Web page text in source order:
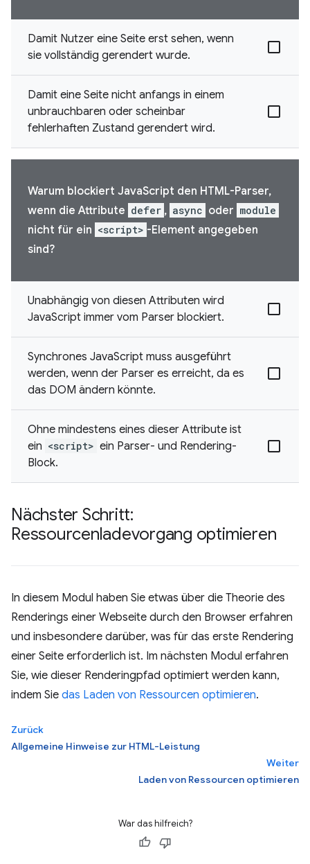
Damit Nutzer eine Seite erst sehen, wenn
sie vollständig gerendert wurde.
Damit eine Seite nicht anfangs in einem
unbrauchbaren oder scheinbar
fehlerhaften Zustand gerendert wird.
Warum blockiert JavaScript den HTML-Parser,
wenn die Attribute defer , async oder module
nicht für ein <script> -Element angegeben
sind?
Unabhängig von diesen Attributen wird
JavaScript immer vom Parser blockiert.
Synchrones JavaScript muss ausgeführt
werden, wenn der Parser es erreicht, da es
das DOM ändern könnte.
Ohne mindestens eines dieser Attribute ist
ein <script> ein Parser- und Rendering-
Block.
Nächster Schritt:
Ressourcenladevorgang optimieren
In diesem Modul haben Sie etwas über die Theorie des
Renderings einer Webseite durch den Browser erfahren
und insbesondere darüber, was für das erste Rendering
einer Seite erforderlich ist. Im nächsten Modul erfahren
Sie, wie dieser Renderingpfad optimiert werden kann,
indem Sie das Laden von Ressourcen optimieren.
Zurück
Allgemeine Hinweise zur HTML-Leistung
Weiter
Laden von Ressourcen optimieren
War das hilfreich?